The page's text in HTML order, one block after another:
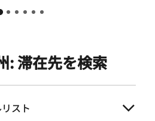
: 滞在先を検索
スト